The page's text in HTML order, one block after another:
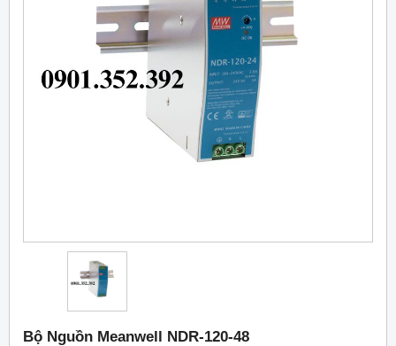
Bộ Nguồn Meanwell NDR-120-48